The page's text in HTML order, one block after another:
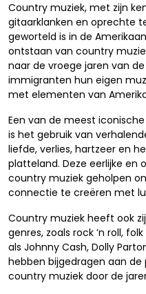
Country muziek, met zijn
gitaarklanken en oprechte
geworteld is in de
ontstaan van country
naar de vroege jaren van
immigranten hun eigen
met elementen van
Een van de meest
is het gebruik van
liefde, verlies, hartzeer en
platteland. Deze eerlijke
country muziek geholpen
connectie te creëren met
Country muziek heeft ook
genres, zoals rock ’n roll,
als Johnny Cash, Dolly
hebben bijgedragen aan
country muziek door de